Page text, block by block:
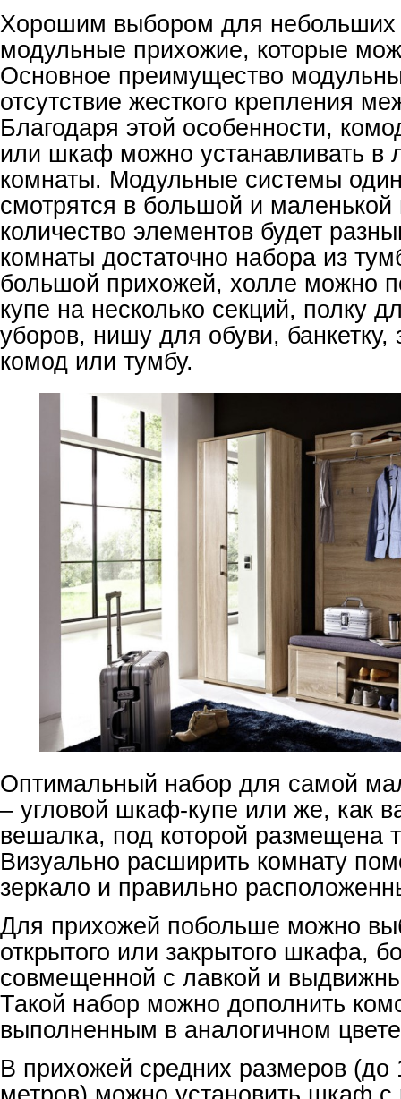
Хорошим выбором для небольших
модульные прихожие, которые
Основное преимущество
отсутствие жесткого крепления
Благодаря этой особенности,
или шкаф можно устанавливать в
комнаты. Модульные системы
смотрятся в большой и
количество элементов будет
комнаты достаточно набора из
большой прихожей, холле можно
купе на несколько секций, полку
уборов, нишу для обуви, банкетку,
комод или тумбу.
Оптимальный набор для самой
– угловой шкаф-купе или же, как
вешалка, под которой размещена
Визуально расширить комнату
зеркало и правильно
Для прихожей побольше можно
открытого или закрытого шкафа,
совмещенной с лавкой и
Такой набор можно дополнить
выполненным в аналогичном
В прихожей средних размеров (до